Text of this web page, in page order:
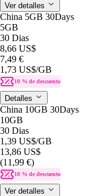
Ver detalles
China 5GB 30Days
5GB
30 Dias
8,66 US$
7,49 €
1,73 US$/GB
10 % de descuento
Detalles
China 10GB 30Days
10GB
30 Dias
1,39 US$/GB
13,86 US$
(11,99 €)
10 % de descuento
Ver detalles